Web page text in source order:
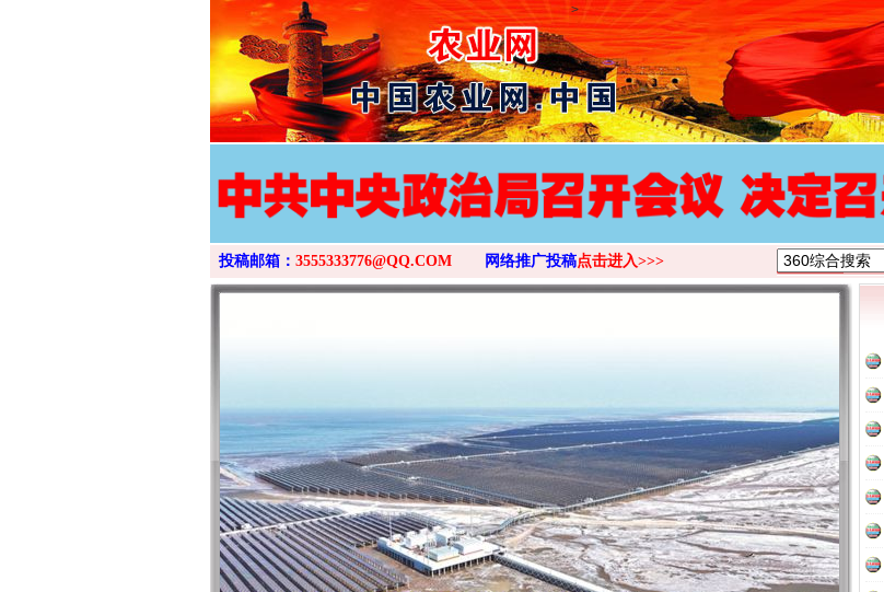
>
投稿邮箱： 3555333776@QQ.COM 网络推广投稿点击进入>>>